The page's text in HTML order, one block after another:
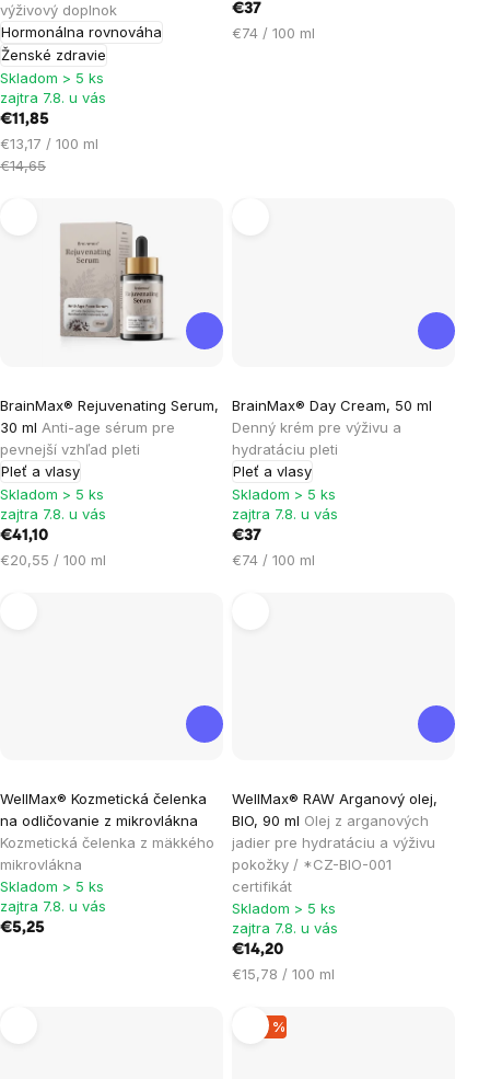
výživový doplnok
Hormonálna rovnováha
Ženské zdravie
Skladom > 5 ks
zajtra 7.8. u vás
€11,85
Jednotková
cena:
€13,17 / 100 ml
€14,65
€37
Jednotková
€74 / 100 ml
BrainMax® Rejuvenating Serum,
30 ml Anti-age sérum pre
pevnejší vzhľad pleti
Pleť a vlasy
Skladom > 5 ks
zajtra 7.8. u vás
€41,10
Jednotková
€20,55 / 100 ml
BrainMax® Day Cream, 50 ml
Denný krém pre výživu a
hydratáciu pleti
Pleť a vlasy
Skladom > 5 ks
zajtra 7.8. u vás
€37
Jednotková
€74 / 100 ml
WellMax® Kozmetická čelenka
na odličovanie z mikrovlákna
Kozmetická čelenka z mäkkého
mikrovlákna
Skladom > 5 ks
zajtra 7.8. u vás
€5,25
WellMax® RAW Arganový olej,
BIO, 90 ml Olej z arganových
jadier pre hydratáciu a výživu
pokožky / *CZ-BIO-001
certifikát
hodnotenie
produktu
je
5,0
z
5
hviezdičiek.
Skladom > 5 ks
zajtra 7.8. u vás
€14,20
Jednotková
€15,78 / 100 ml
–28 %